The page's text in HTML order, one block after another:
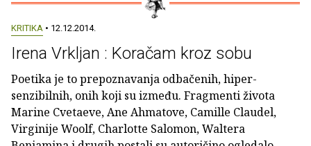
KRITIKA • 12.12.2014.
Irena Vrkljan : Koračam kroz sobu
Poetika je to prepoznavanja odbačenih, hiper-
senzibilnih, onih koji su između. Fragmenti života
Marine Cvetaeve, Ane Ahmatove, Camille Claudel,
Virginije Woolf, Charlotte Salomon, Waltera